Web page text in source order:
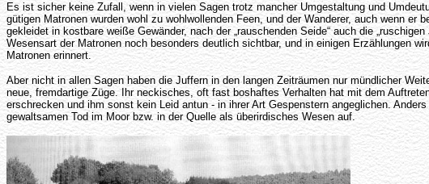
Es ist sicher keine Zufall, wenn in vielen Sagen trotz mancher Umgestaltung und
gütigen Matronen wurden wohl zu wohlwollenden Feen, und der Wanderer, auch wenn
gekleidet in kostbare weiße Gewänder, nach der „rauschenden Seide“ auch die
Wesensart der Matronen noch besonders deutlich sichtbar, und in einigen Erzählungen
Matronen erinnert.
Aber nicht in allen Sagen haben die Juffern in den langen Zeiträumen nur mündlicher
neue, fremdartige Züge. Ihr neckisches, oft fast boshaftes Verhalten hat mit dem
erschrecken und ihm sonst kein Leid antun - in ihrer Art Gespenstern angeglichen.
gewaltsamen Tod im Moor bzw. in der Quelle als überirdisches Wesen auf.